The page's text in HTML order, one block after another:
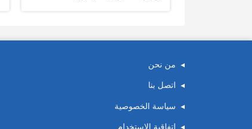
من نحن
اتصل بنا
سياسة الخصوصية
اتفاقية الاستخدام